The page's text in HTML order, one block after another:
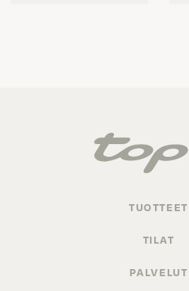
TUOTTEET
TILAT
PALVELUT